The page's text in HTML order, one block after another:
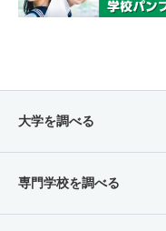
大学を調べる
専門学校を調べる